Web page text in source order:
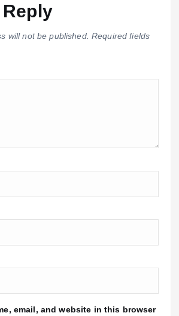
will not be published. Required fields
email, and website in this browser